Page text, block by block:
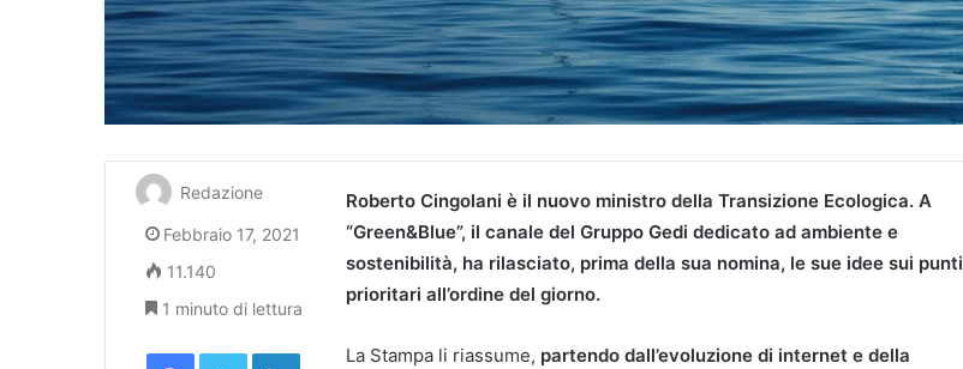
Roberto Cingolani è il nuovo ministro della Transizione Ecologica. A
“Green&Blue”, il canale del Gruppo Gedi dedicato ad ambiente e
sostenibilità, ha rilasciato, prima della sua nomina, le sue idee sui punti
prioritari all’ordine del giorno.
La Stampa li riassume, partendo dall’evoluzione di internet e della
Redazione
Febbraio 17, 2021
11.140
1 minuto di lettura
Facebook Twitter LinkedIn